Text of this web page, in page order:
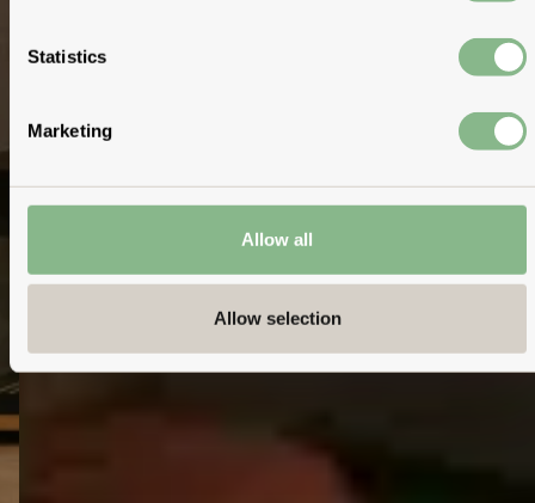
Statistics
Marketing
Allow all
Allow selection